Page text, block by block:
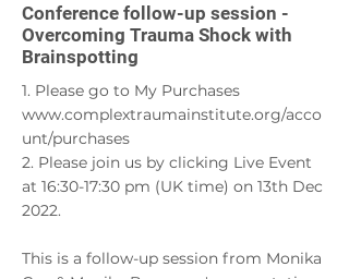
More
Conference follow-up session -
Overcoming Trauma Shock with
Brainspotting
1. Please go to My Purchases
www.complextraumainstitute.org/acco
unt/purchases
2. Please join us by clicking Live Event
at 16:30-17:30 pm (UK time) on 13th Dec
2022.
This is a follow-up session from Monika